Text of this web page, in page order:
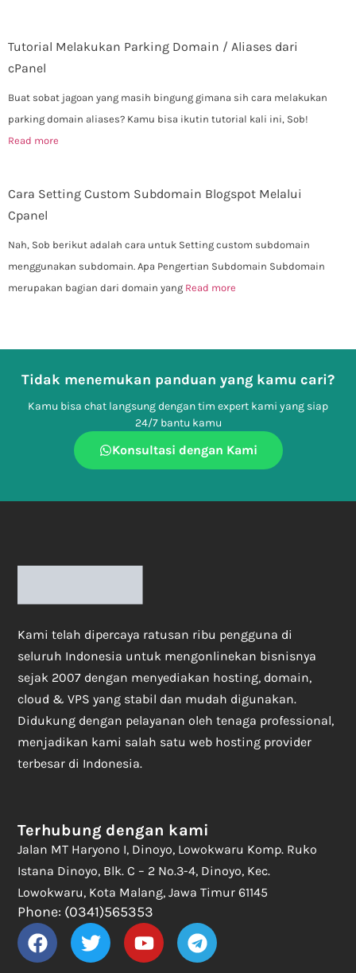
Tutorial Melakukan Parking Domain / Aliases dari
cPanel
Buat sobat jagoan yang masih bingung gimana sih cara melakukan
parking domain aliases? Kamu bisa ikutin tutorial kali ini, Sob!
Read more
Cara Setting Custom Subdomain Blogspot Melalui
Cpanel
Nah, Sob berikut adalah cara untuk Setting custom subdomain
menggunakan subdomain. Apa Pengertian Subdomain Subdomain
merupakan bagian dari domain yang Read more
Tidak menemukan panduan yang kamu cari?
Kamu bisa chat langsung dengan tim expert kami yang siap
24/7 bantu kamu
Konsultasi dengan Kami
Kami telah dipercaya ratusan ribu pengguna di
seluruh Indonesia untuk mengonlinekan bisnisnya
sejak 2007 dengan menyediakan hosting, domain,
cloud & VPS yang stabil dan mudah digunakan.
Didukung dengan pelayanan oleh tenaga professional,
menjadikan kami salah satu web hosting provider
terbesar di Indonesia.
Terhubung dengan kami
Jalan MT Haryono I, Dinoyo, Lowokwaru Komp. Ruko
Istana Dinoyo, Blk. C – 2 No.3-4, Dinoyo, Kec.
Lowokwaru, Kota Malang, Jawa Timur 61145
Phone: (0341)565353